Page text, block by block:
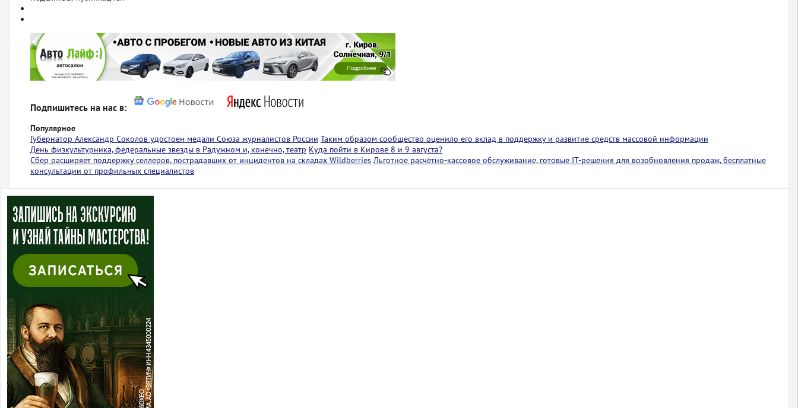
Подпишитесь на нас в:
Популярное
Губернатор Александр Соколов удостоен медали Союза журналистов России Таким образом сообщество оценило его вклад в поддержку и развитие средств массовой информации
День физкультурника, федеральные звезды в Радужном и, конечно, театр Куда пойти в Кирове 8 и 9 августа?
Сбер расширяет поддержку селлеров, пострадавших от инцидентов на складах Wildberries Льготное расчётно-кассовое обслуживание, готовые IT-решения для возобновления продаж, бесплатные
консультации от профильных специалистов